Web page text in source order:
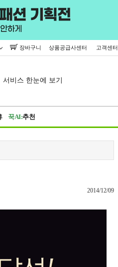
장바구니 상품공급사센터 고객센터
서비스 한눈에 보기
꾹AI:추천
2014/12/09